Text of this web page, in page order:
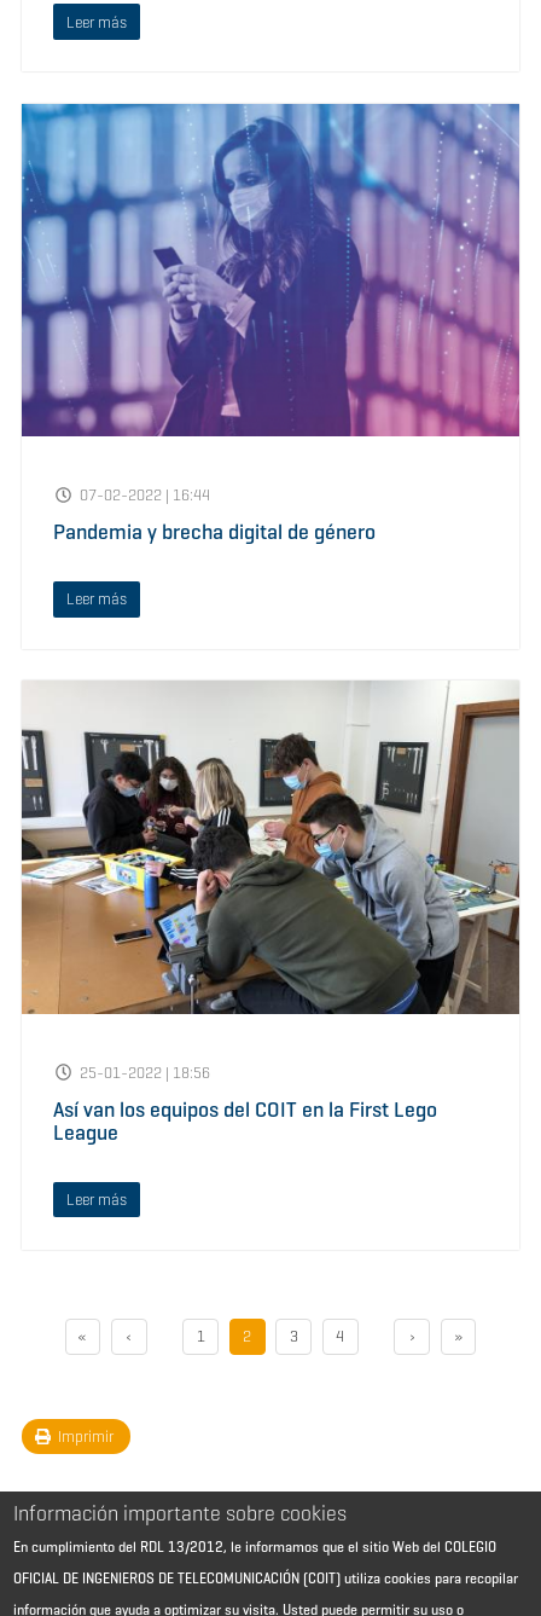
Leer más
07-02-2022 | 16:44
Pandemia y brecha digital de género
Leer más
25-01-2022 | 18:56
Así van los equipos del COIT en la First Lego
League
Leer más
« ‹ 1 2 3 4 › »
Imprimir
Información importante sobre cookies
En cumplimiento del RDL 13/2012, le informamos que el sitio Web del COLEGIO
OFICIAL DE INGENIEROS DE TELECOMUNICACIÓN (COIT) utiliza cookies para recopilar
información que ayuda a optimizar su visita. Usted puede permitir su uso o